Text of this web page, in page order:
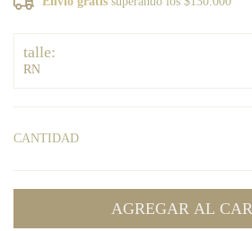
talle:
RN
CANTIDAD